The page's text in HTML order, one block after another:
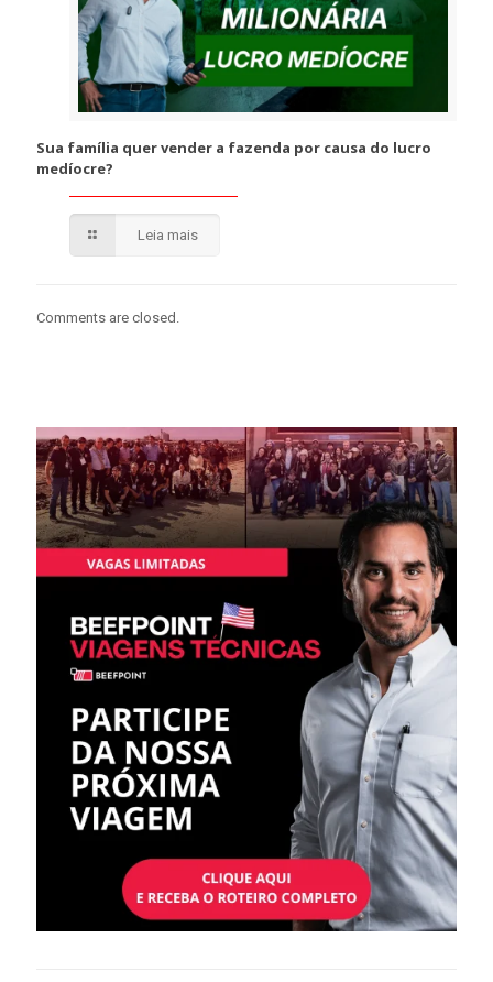
Sua família quer vender a fazenda por causa do lucro
medíocre?
Leia mais
Comments are closed.